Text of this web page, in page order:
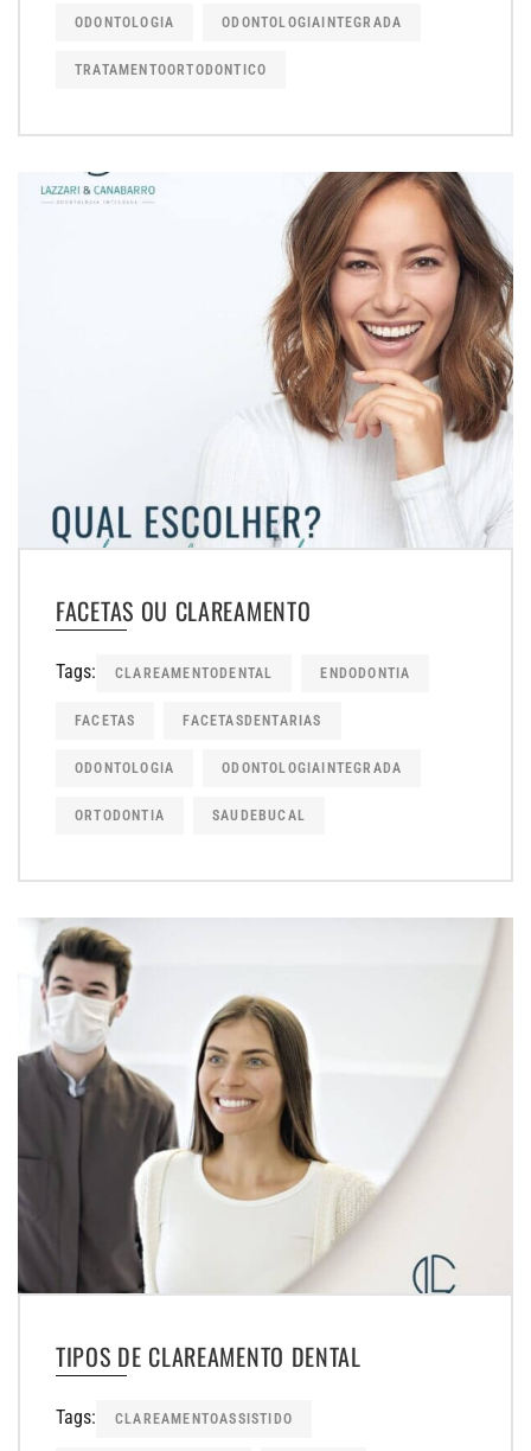
ODONTOLOGIA ODONTOLOGIAINTEGRADA
TRATAMENTOORTODONTICO
FACETAS OU CLAREAMENTO
Tags: CLAREAMENTODENTAL ENDODONTIA
FACETAS FACETASDENTARIAS
ODONTOLOGIA ODONTOLOGIAINTEGRADA
ORTODONTIA SAUDEBUCAL
TIPOS DE CLAREAMENTO DENTAL
Tags: CLAREAMENTOASSISTIDO